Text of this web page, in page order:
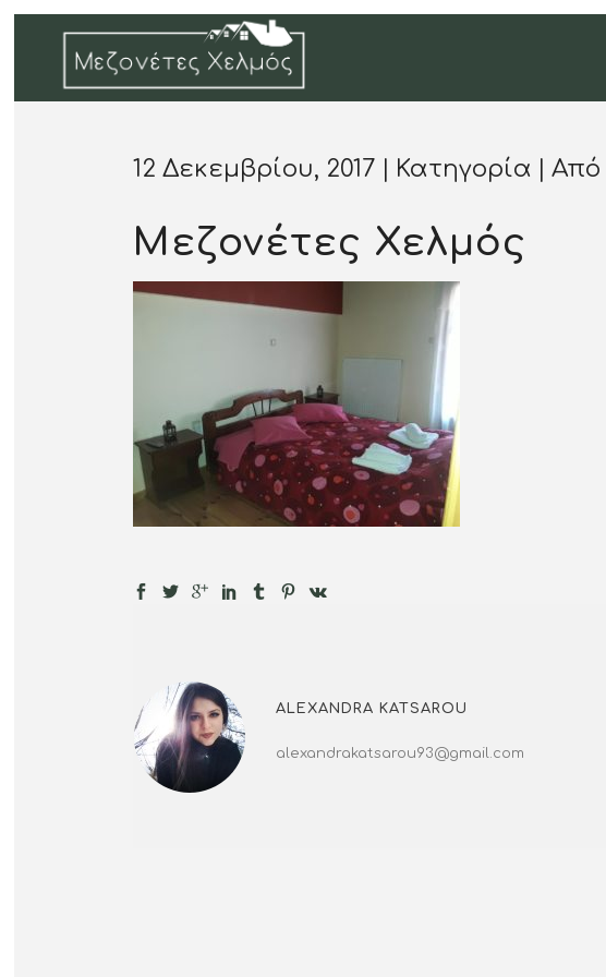
12 Δεκεμβρίου, 2017 Κατηγορία Από
Μεζονέτες Χελμός
ALEXANDRA KATSAROU
alexandrakatsarou93@gmail.com